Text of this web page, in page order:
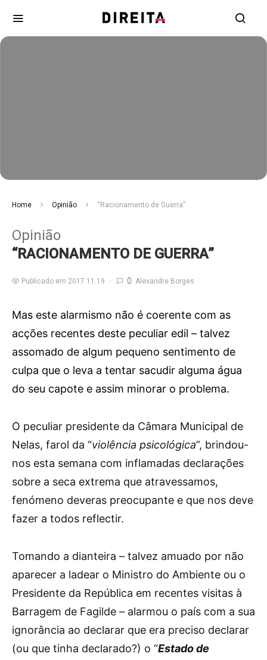
Home Opinião “Racionamento de Guerra”
Opinião
“RACIONAMENTO DE GUERRA”
Publicado em 2017.11.19 Alexandre Borges
Mas este alarmismo não é coerente com as
acções recentes deste peculiar edil – talvez
assomado de algum pequeno sentimento de
culpa que o leva a tentar sacudir alguma água
do seu capote e assim minorar o problema.
O peculiar presidente da Câmara Municipal de
Nelas, farol da “violência psicológica”, brindou-
nos esta semana com inflamadas declarações
sobre a seca extrema que atravessamos,
fenómeno deveras preocupante e que nos deve
fazer a todos reflectir.
Tomando a dianteira – talvez amuado por não
aparecer a ladear o Ministro do Ambiente ou o
Presidente da República em recentes visitas à
Barragem de Fagilde – alarmou o país com a sua
ignorância ao declarar que era preciso declarar
(ou que tinha declarado?) o “Estado de